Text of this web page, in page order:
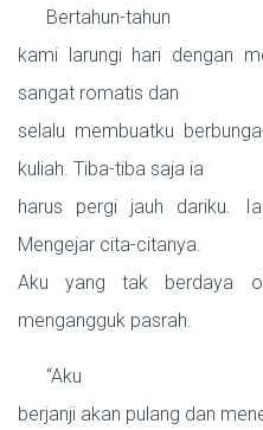
Bertahun-tahun
kami larungi hari dengan
sangat romatis dan
selalu membuatku
kuliah. Tiba-tiba saja ia
harus pergi jauh dariku.
Mengejar cita-citanya.
Aku yang tak berdaya
mengangguk pasrah.
“Aku
berjanji akan pulang dan